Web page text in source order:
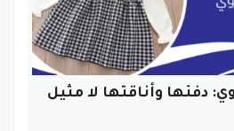
دفئها وأناقتها لا مثيل